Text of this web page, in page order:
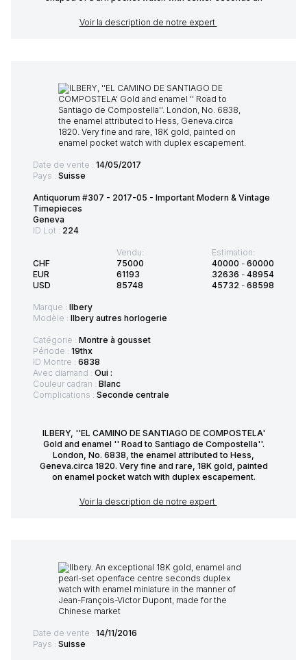
Voir la description de notre expert
Date de vente : 14/05/2017
Pays : Suisse
Antiquorum #307 - 2017-05 - Important Modern & Vintage
Timepieces
Geneva
ID Lot : 224
CHF
EUR
USD
Vendu:
75000
61193
85748
Estimation:
40000 - 60000
32636 - 48954
45732 - 68598
Marque : Ilbery
Modèle : Ilbery autres horlogerie
Catégorie : Montre à gousset
Période : 19thx
ID Montre : 6838
Avec diamand : Oui :
Couleur cadran : Blanc
Complications : Seconde centrale
ILBERY, ''EL CAMINO DE SANTIAGO DE COMPOSTELA'
Gold and enamel '' Road to Santiago de Compostella''.
London, No. 6838, the enamel attributed to Hess,
Geneva.circa 1820. Very fine and rare, 18K gold, painted
on enamel pocket watch with duplex escapement.
Voir la description de notre expert
Date de vente : 14/11/2016
Pays : Suisse